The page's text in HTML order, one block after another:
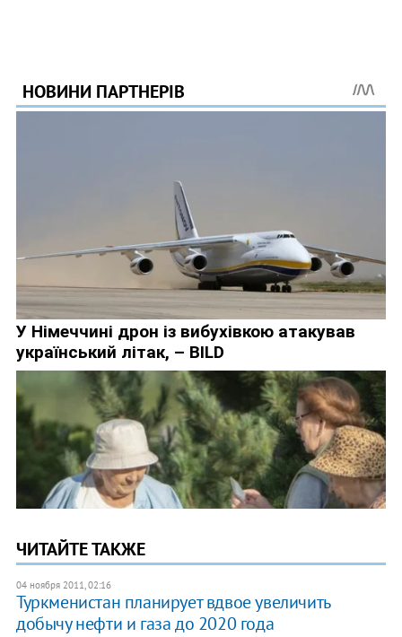
ЧИТАЙТЕ ТАКЖЕ
04 ноября 2011, 02:16
​Туркменистан планирует вдвое увеличить
добычу нефти и газа до 2020 года